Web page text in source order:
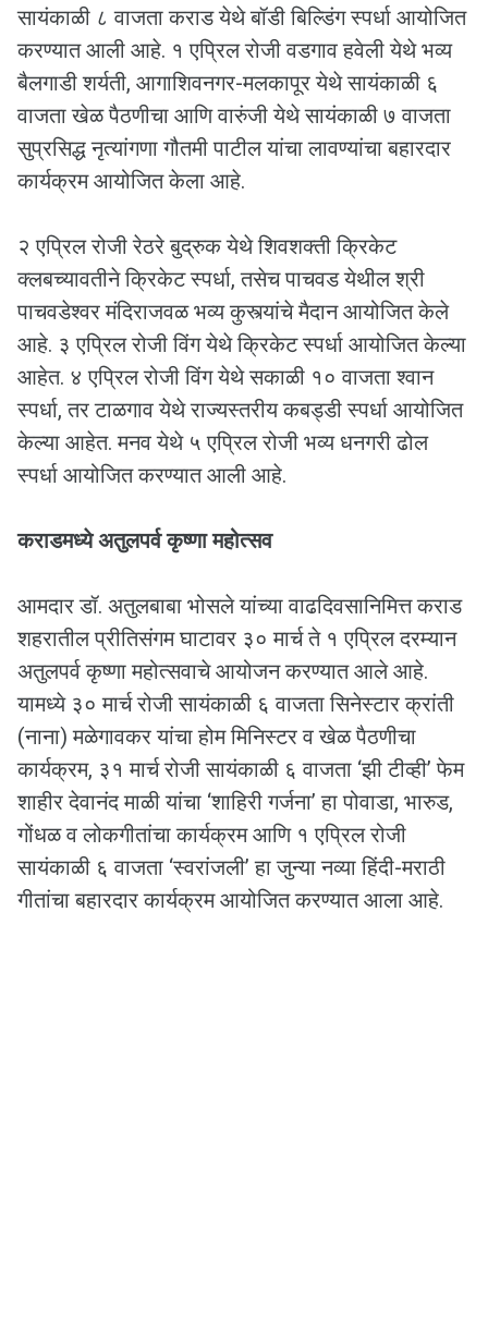
सायंकाळी ८ वाजता कराड येथे बॉडी बिल्डिंग स्पर्धा आयोजित
करण्यात आली आहे. १ एप्रिल रोजी वडगाव हवेली येथे भव्य
बैलगाडी शर्यती, आगाशिवनगर-मलकापूर येथे सायंकाळी ६
वाजता खेळ पैठणीचा आणि वारुंजी येथे सायंकाळी ७ वाजता
सुप्रसिद्ध नृत्यांगणा गौतमी पाटील यांचा लावण्यांचा बहारदार
कार्यक्रम आयोजित केला आहे.
२ एप्रिल रोजी रेठरे बुद्रुक येथे शिवशक्ती क्रिकेट
क्लबच्यावतीने क्रिकेट स्पर्धा, तसेच पाचवड येथील श्री
पाचवडेश्वर मंदिराजवळ भव्य कुस्त्यांचे मैदान आयोजित केले
आहे. ३ एप्रिल रोजी विंग येथे क्रिकेट स्पर्धा आयोजित केल्या
आहेत. ४ एप्रिल रोजी विंग येथे सकाळी १० वाजता श्वान
स्पर्धा, तर टाळगाव येथे राज्यस्तरीय कबड्डी स्पर्धा आयोजित
केल्या आहेत. मनव येथे ५ एप्रिल रोजी भव्य धनगरी ढोल
स्पर्धा आयोजित करण्यात आली आहे.
कराडमध्ये अतुलपर्व कृष्णा महोत्सव
आमदार डॉ. अतुलबाबा भोसले यांच्या वाढदिवसानिमित्त कराड
शहरातील प्रीतिसंगम घाटावर ३० मार्च ते १ एप्रिल दरम्यान
अतुलपर्व कृष्णा महोत्सवाचे आयोजन करण्यात आले आहे.
यामध्ये ३० मार्च रोजी सायंकाळी ६ वाजता सिनेस्टार क्रांती
(नाना) मळेगावकर यांचा होम मिनिस्टर व खेळ पैठणीचा
कार्यक्रम, ३१ मार्च रोजी सायंकाळी ६ वाजता ‘झी टीव्ही’ फेम
शाहीर देवानंद माळी यांचा ‘शाहिरी गर्जना’ हा पोवाडा, भारुड,
गोंधळ व लोकगीतांचा कार्यक्रम आणि १ एप्रिल रोजी
सायंकाळी ६ वाजता ‘स्वरांजली’ हा जुन्या नव्या हिंदी-मराठी
गीतांचा बहारदार कार्यक्रम आयोजित करण्यात आला आहे.